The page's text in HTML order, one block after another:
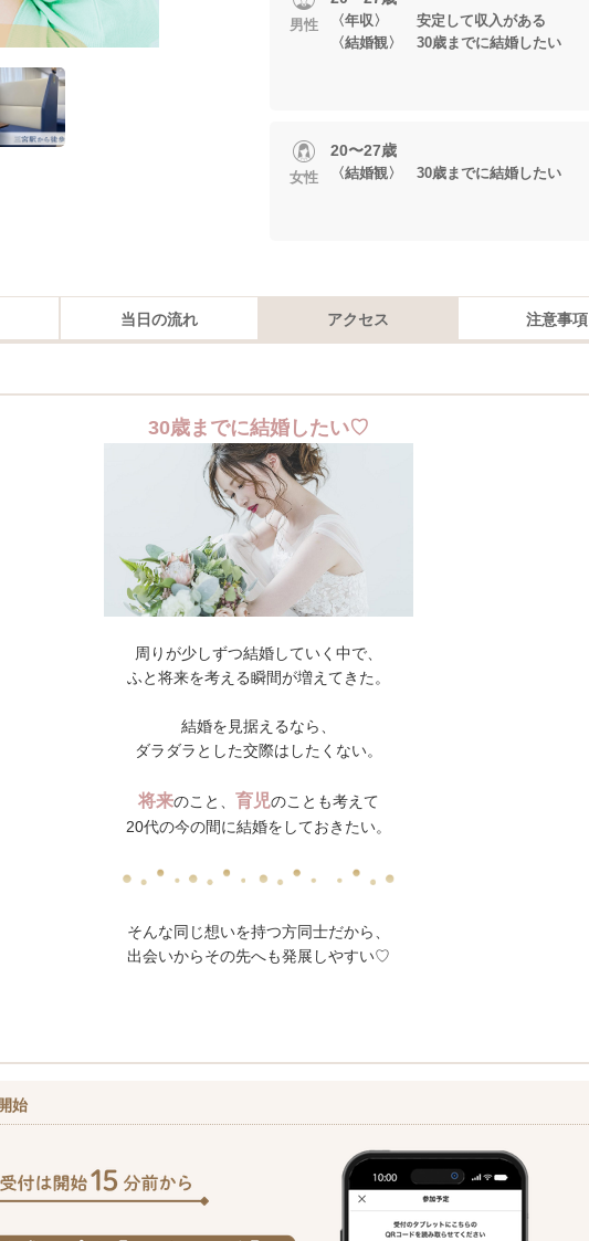
男性
〈年収〉 安定して収入がある
〈結婚観〉 30歳までに結婚したい
女性
20〜27歳
〈結婚観〉 30歳までに結婚したい
当日の流れ アクセス 注意事項
30歳までに結婚したい♡
周りが少しずつ結婚していく中で、
ふと将来を考える瞬間が増えてきた。
結婚を見据えるなら、
ダラダラとした交際はしたくない。
将来のこと、 育児のことも考えて
20代の今の間に結婚をしておきたい。
そんな同じ想いを持つ方同士だから、
出会いからその先へも発展しやすい♡
始